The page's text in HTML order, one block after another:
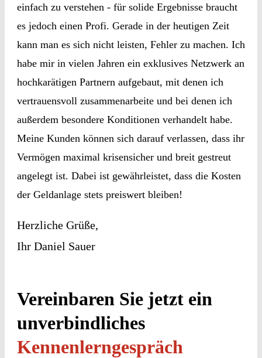
einfach zu verstehen - für solide Ergebnisse braucht
es jedoch einen Profi. Gerade in der heutigen Zeit
kann man es sich nicht leisten, Fehler zu machen. Ich
habe mir in vielen Jahren ein exklusives Netzwerk an
hochkarätigen Partnern aufgebaut, mit denen ich
vertrauensvoll zusammenarbeite und bei denen ich
außerdem besondere Konditionen verhandelt habe.
Meine Kunden können sich darauf verlassen, dass ihr
Vermögen maximal krisensicher und breit gestreut
angelegt ist. Dabei ist gewährleistet, dass die Kosten
der Geldanlage stets preiswert bleiben!
Herzliche Grüße,
Ihr Daniel Sauer
Vereinbaren Sie jetzt ein
unverbindliches
Kennenlerngespräch